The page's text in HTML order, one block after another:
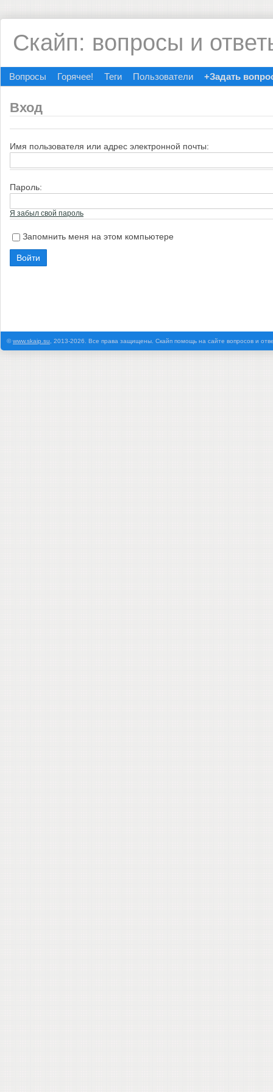
Скайп: вопросы и
Вопросы Горячее! Теги Пользователи +Задать
Вход
Имя пользователя или адрес электронной почты:
Пароль:
Я забыл свой пароль
Запомнить меня на этом компьютере
©www.skaip.su , 2013-2026. Все права защищены. Скайп помощь на сайте вопросов и